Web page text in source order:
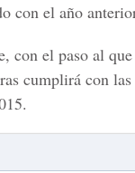
con el año
con el paso al
cumplirá con